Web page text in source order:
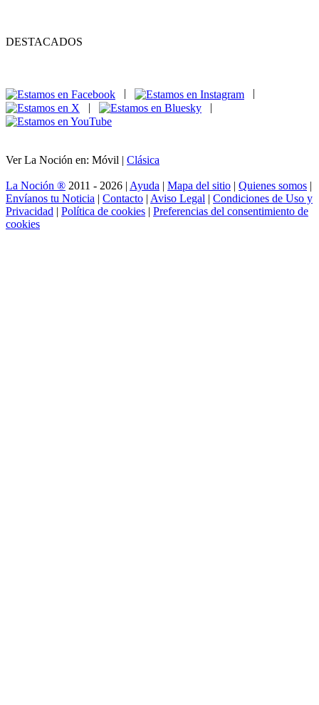
DESTACADOS
|
|
Ver La Noción en: Móvil | Clásica
La Noción ® 2011 - 2026 | Ayuda | Mapa del sitio | Quienes somos |
Envíanos tu Noticia | Contacto | Aviso Legal | Condiciones de Uso y
Privacidad | Política de cookies | Preferencias del consentimiento de
cookies